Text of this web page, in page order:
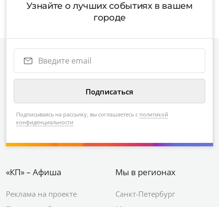
Узнайте о лучших событиях в вашем
городе
Подписываясь на рассылку, вы соглашаетесь с политикой
конфиденциальности
«КП» – Афиша
Реклама на проекте
Мы в регионах
Санкт-Петербург